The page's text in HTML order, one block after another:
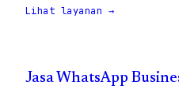
Lihat layanan →
Jasa WhatsApp